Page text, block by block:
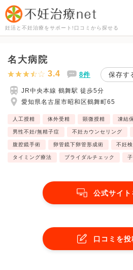
妊活と不妊治療をサポート!口コミから探せる
名大病院
3.4 8件 保存す
JR中央本線 鶴舞駅 徒歩5分
愛知県名古屋市昭和区鶴舞町65
人工授精 体外受精 顕微授精 凍結
男性不妊/無精子症 不妊カウンセリング
腹腔鏡手術 卵管鏡下卵管形成術 不妊
タイミング療法 ブライダルチェック
公式サイト
口コミを投